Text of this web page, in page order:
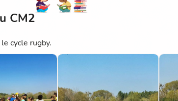
CM2
cycle rugby.